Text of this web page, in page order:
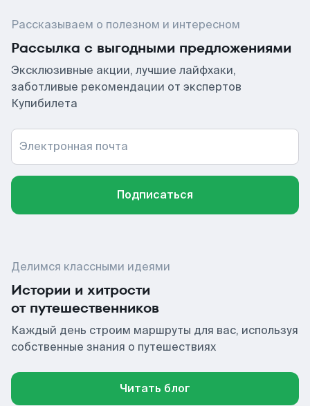
Рассказываем о полезном и интересном
Рассылка с выгодными предложениями
Эксклюзивные акции, лучшие лайфхаки,
заботливые рекомендации от экспертов
Купибилета
Электронная почта
Подписаться
Делимся классными идеями
Истории и хитрости
от путешественников
Каждый день строим маршруты для вас, используя
собственные знания о путешествиях
Читать блог